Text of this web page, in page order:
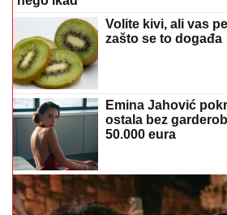
Volite kivi, ali vas
zašto se to događa
Emina Jahović
ostala bez
50.000 eura